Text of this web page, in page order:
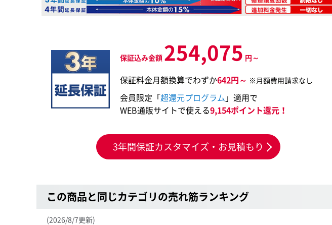
保証込み金額 254,075 円～
保証料金月額換算でわずか642円～ ※月額費用請求なし
会員限定「超還元プログラム 」適用で
WEB通販サイトで使える9,154ポイント還元！
3年間保証カスタマイズ・お見積もり
この商品と同じカテゴリの売れ筋ランキング
(2026/8/7更新)